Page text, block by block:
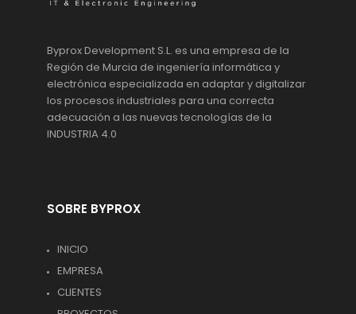
Byprox Development S.L. es una empresa de la
Región de Murcia de ingeniería informática y
electrónica especializada en adaptar y digitalizar
los procesos industriales para una correcta
adecuación a las nuevas tecnologías de la
INDUSTRIA 4.0
SOBRE BYPROX
INICIO
EMPRESA
CLIENTES